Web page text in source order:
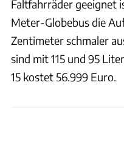
Faltfahrräder geeignet
Meter-Globebus die
Zentimeter schmaler
sind mit 115 und 95
15 kostet 56.999 Euro.